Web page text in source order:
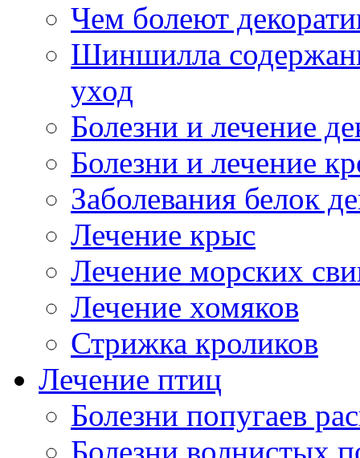
Чем болеют
Шиншилла
уход
Болезни и лечение
Болезни и лечение
Заболевания белок
Лечение крыс
Лечение морских
Лечение хомяков
Стрижка кроликов
Лечение птиц
Болезни попугаев